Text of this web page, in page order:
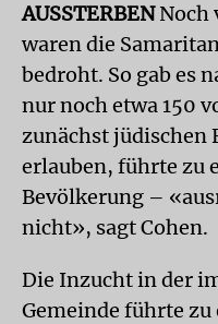
AUSSTERBENNoch
waren die
bedroht. So gab es
nur noch etwa 150
zunächst jüdischen
erlauben, führte zu
Bevölkerung –
nicht», sagt Cohen.
Die Inzucht in der
Gemeinde führte